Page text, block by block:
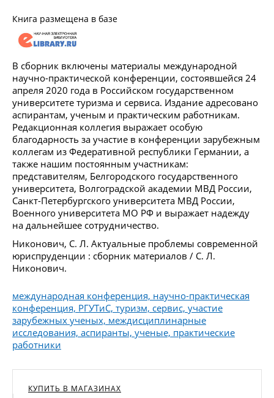
Книга размещена в базе
В сборник включены материалы международной
научно-практической конференции, состоявшейся 24
апреля 2020 года в Российском государственном
университете туризма и сервиса. Издание адресовано
аспирантам, ученым и практическим работникам.
Редакционная коллегия выражает особую
благодарность за участие в конференции зарубежным
коллегам из Федеративной республики Германии, а
также нашим постоянным участникам:
представителям, Белгородского государственного
университета, Волгоградской академии МВД России,
Санкт-Петербургского университета МВД России,
Военного университета МО РФ и выражает надежду
на дальнейшее сотрудничество.
Никонович, С. Л. Актуальные проблемы современной
юриспруденции : сборник материалов / С. Л.
Никонович.
международная конференция, научно-практическая
конференция, РГУТиС, туризм, сервис, участие
зарубежных ученых, междисциплинарные
исследования, аспиранты, ученые, практические
работники
КУПИТЬ В МАГАЗИНАХ